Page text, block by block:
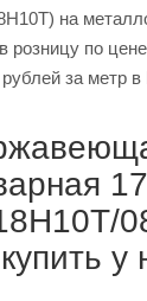
на
розницу по
000 рублей за
у